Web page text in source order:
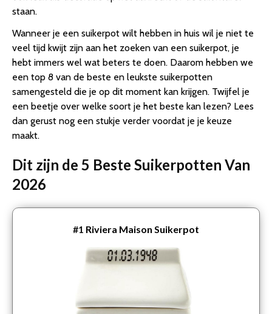
staan.
Wanneer je een suikerpot wilt hebben in huis wil je niet te
veel tijd kwijt zijn aan het zoeken van een suikerpot, je
hebt immers wel wat beters te doen. Daarom hebben we
een top 8 van de beste en leukste suikerpotten
samengesteld die je op dit moment kan krijgen. Twijfel je
een beetje over welke soort je het beste kan lezen? Lees
dan gerust nog een stukje verder voordat je je keuze
maakt.
Dit zijn de 5 Beste Suikerpotten Van
2026
#1 Riviera Maison Suikerpot